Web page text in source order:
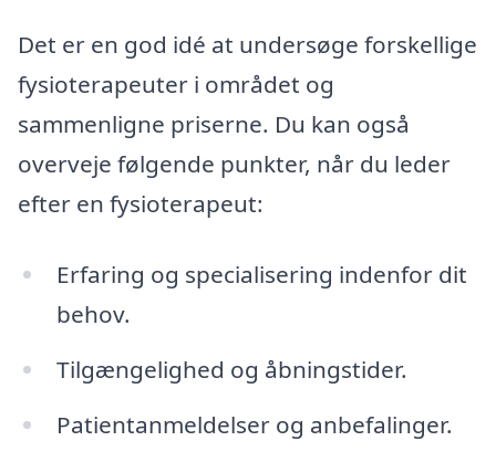
Det er en god idé at undersøge forskellige
fysioterapeuter i området og
sammenligne priserne. Du kan også
overveje følgende punkter, når du leder
efter en fysioterapeut:
Erfaring og specialisering indenfor dit
behov.
Tilgængelighed og åbningstider.
Patientanmeldelser og anbefalinger.